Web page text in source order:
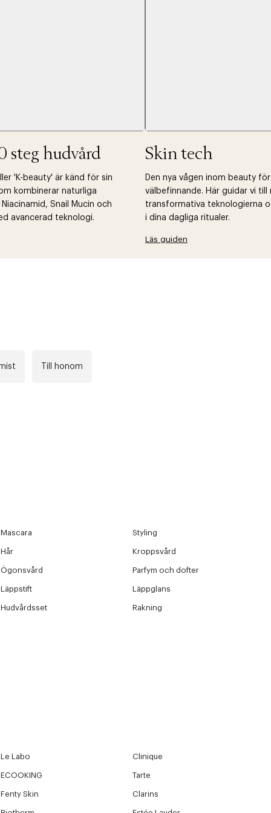
steg hudvård
'K-beauty' är känd för sin
kombinerar naturliga
Snail Mucin och
avancerad teknologi.
Skin tech
Den nya vågen inom beauty
välbefinnande. Här guidar vi till
transformativa teknologierna
i dina dagliga ritualer.
Läs guiden
Till honom
Mascara Styling
Hår Kroppsvård
Ögonsvård Parfym och dofter
Läppstift Läppglans
Hudvårdsset Rakning
Le Labo Clinique
ECOOKING Tarte
Fenty Skin Clarins